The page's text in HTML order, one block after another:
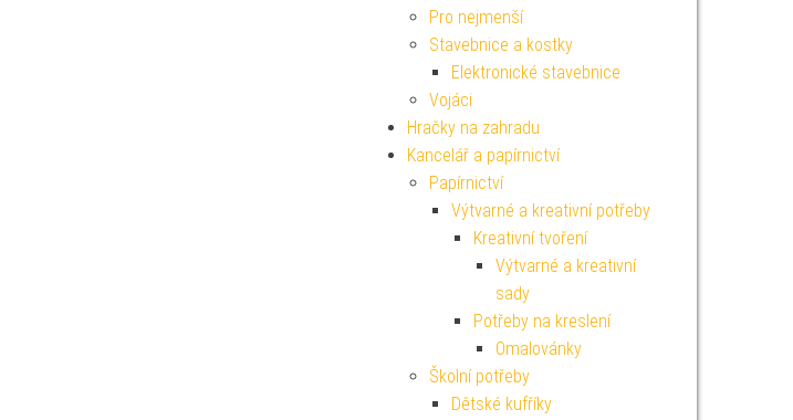
Pro nejmenší
Stavebnice a kostky
Elektronické stavebnice
Vojáci
Hračky na zahradu
Kancelář a papírnictví
Papírnictví
Výtvarné a kreativní potřeby
Kreativní tvoření
Výtvarné a kreativní
sady
Potřeby na kreslení
Omalovánky
Školní potřeby
Dětské kufříky